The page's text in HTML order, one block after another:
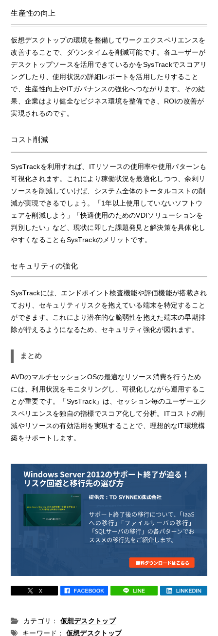
生産性の向上
仮想デスクトップの環境を整備してワークエクスペリエンスを
改善することで、ダウンタイムを削減可能です。各ユーザーが
デスクトップソースを活用できているかをSysTrackでスコアリ
ングしたり、使用状況の詳細レポートを活用したりすること
で、生産性向上やITガバナンスの強化へつながります。その結
果、企業はより健全なビジネス環境を整備でき、ROIの改善が
実現されるのです。
コスト削減
SysTrackを利用すれば、ITリソースの使用率や使用パターンも
可視化されます。これにより稼働状況を最適化しつつ、余剰リ
ソースを削減していけば、システム全体のトータルコストの削
減が実現できるでしょう。「1年以上使用していないソフトウ
ェアを削減しよう」「快適使用のためのVDIソリューションを
判別したい」など、現状に即した課題発見と解決策を具体化し
やすくなることもSysTrackのメリットです。
セキュリティの強化
SysTrackには、エンドポイント検査機能や評価機能が搭載され
ており、セキュリティリスクを抱えている端末を特定すること
ができます。これにより潜在的な脆弱性を抱えた端末の早期排
除が行えるようになるため、セキュリティ強化が図れます。
まとめ
AVDのマルチセッションOSの最適なリソース消費を行うため
には、利用状況をモニタリングし、可視化しながら運用するこ
とが重要です。「SysTrack」は、セッション毎のユーザーエク
スペリエンスを独自の指標でスコア化して分析。ITコストの削
減やリソースの有効活用を実現することで、理想的なIT環境構
築をサポートします。
カテゴリ：
仮想デスクトップ
キーワード：
仮想デスクトップ